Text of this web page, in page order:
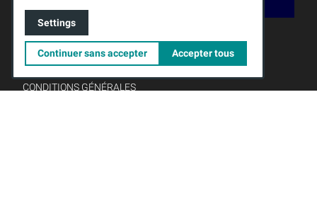
QUALITÉ
SAVOIR
TÉLÉCHARGEMENTS
CONDITIONS GÉNÉRALES
Settings
Continuer sans accepter Accepter tous